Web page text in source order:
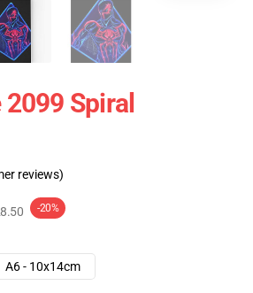
Spiral
reviews)
-20%
A6 - 10x14cm